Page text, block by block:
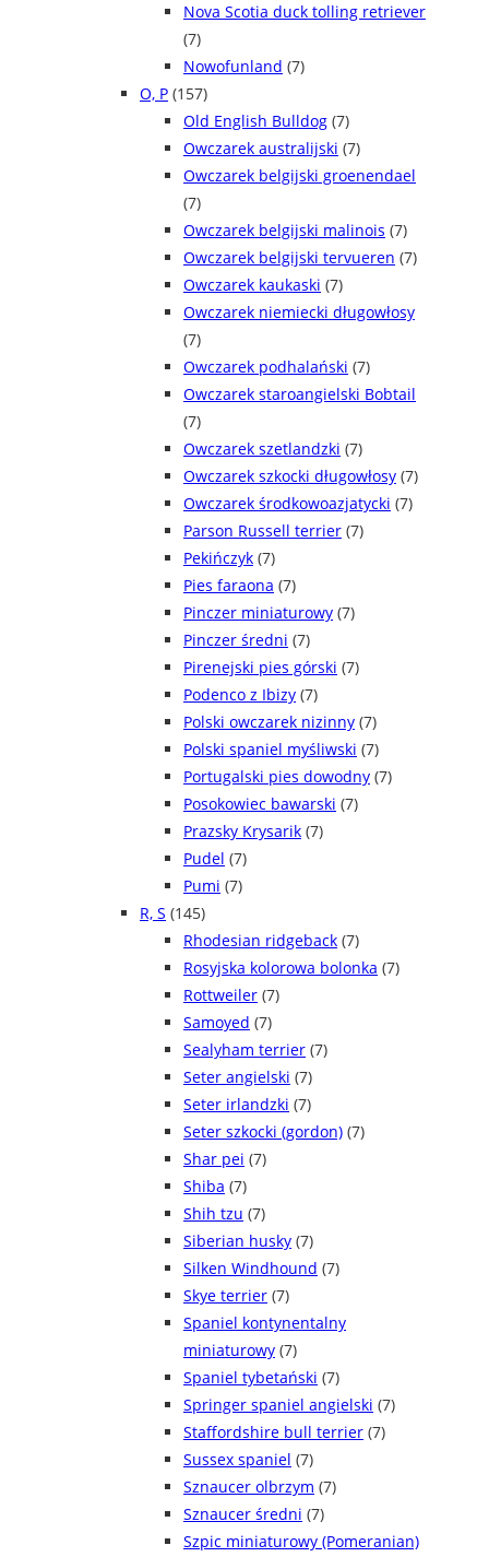
Nova Scotia duck tolling retriever
(7)
Nowofunland (7)
O, P (157)
Old English Bulldog (7)
Owczarek australijski (7)
Owczarek belgijski groenendael
(7)
Owczarek belgijski malinois (7)
Owczarek belgijski tervueren (7)
Owczarek kaukaski (7)
Owczarek niemiecki długowłosy
(7)
Owczarek podhalański (7)
Owczarek staroangielski Bobtail
(7)
Owczarek szetlandzki (7)
Owczarek szkocki długowłosy (7)
Owczarek środkowoazjatycki (7)
Parson Russell terrier (7)
Pekińczyk (7)
Pies faraona (7)
Pinczer miniaturowy (7)
Pinczer średni (7)
Pirenejski pies górski (7)
Podenco z Ibizy (7)
Polski owczarek nizinny (7)
Polski spaniel myśliwski (7)
Portugalski pies dowodny (7)
Posokowiec bawarski (7)
Prazsky Krysarik (7)
Pudel (7)
Pumi (7)
R, S (145)
Rhodesian ridgeback (7)
Rosyjska kolorowa bolonka (7)
Rottweiler (7)
Samoyed (7)
Sealyham terrier (7)
Seter angielski (7)
Seter irlandzki (7)
Seter szkocki (gordon) (7)
Shar pei (7)
Shiba (7)
Shih tzu (7)
Siberian husky (7)
Silken Windhound (7)
Skye terrier (7)
Spaniel kontynentalny
miniaturowy (7)
Spaniel tybetański (7)
Springer spaniel angielski (7)
Staffordshire bull terrier (7)
Sussex spaniel (7)
Sznaucer olbrzym (7)
Sznaucer średni (7)
Szpic miniaturowy (Pomeranian)